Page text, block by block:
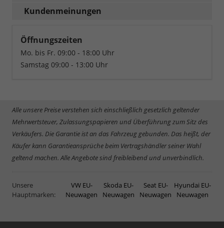
Kundenmeinungen
Öffnungszeiten
Mo. bis Fr. 09:00 - 18:00 Uhr
Samstag 09:00 - 13:00 Uhr
Alle unsere Preise verstehen sich einschließlich gesetzlich geltender
Mehrwertsteuer, Zulassungspapieren und Überführung zum Sitz des
Verkäufers. Die Garantie ist an das Fahrzeug gebunden. Das heißt, der
Käufer kann Garantieansprüche beim Vertragshändler seiner Wahl
geltend machen. Alle Angebote sind freibleibend und unverbindlich.
Unsere
Hauptmarken:
VW EU-
Neuwagen
Skoda EU-
Neuwagen
Seat EU-
Neuwagen
Hyundai EU-
Neuwagen